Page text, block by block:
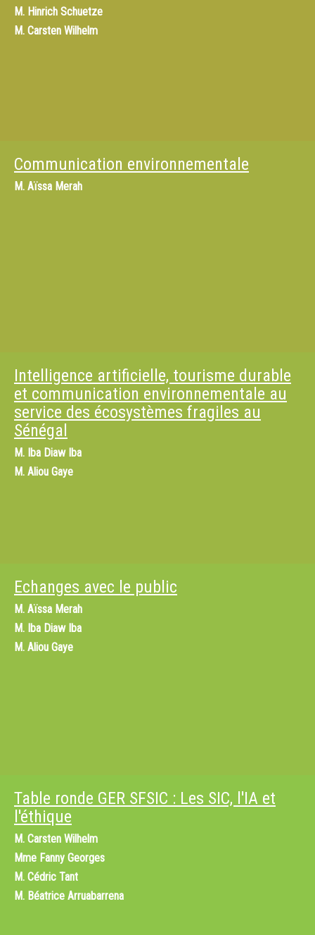
M. Hinrich Schuetze
M. Carsten Wilhelm
Communication environnementale
M. Aïssa Merah
Intelligence artificielle, tourisme durable
et communication environnementale au
service des écosystèmes fragiles au
Sénégal
M. Iba Diaw Iba
M. Aliou Gaye
Echanges avec le public
M. Aïssa Merah
M. Iba Diaw Iba
M. Aliou Gaye
Table ronde GER SFSIC : Les SIC, l'IA et
l'éthique
M. Carsten Wilhelm
Mme Fanny Georges
M. Cédric Tant
M. Béatrice Arruabarrena